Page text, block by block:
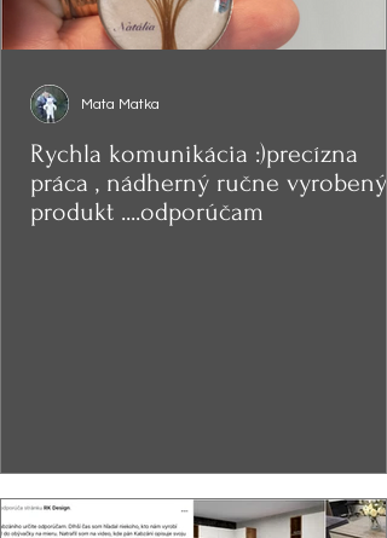
Rychla komunikácia :)precízna
práca , nádherný ručne vyrobený
produkt ....odporúčam
Mata Matka